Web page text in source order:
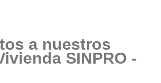
a nuestros
SINPRO -